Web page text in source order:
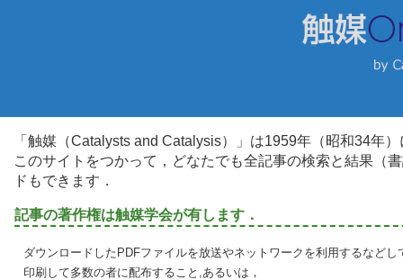
「触媒（Catalysts and Catalysis）」は1959年（昭和34年
このサイトをつかって，どなたでも全記事の検索と結果（
ドもできます．
記事の著作権は触媒学会が有します．
ダウンロードしたPDFファイルを放送やネットワークを利用するなど
印刷して多数の者に配布すること,あるいは，